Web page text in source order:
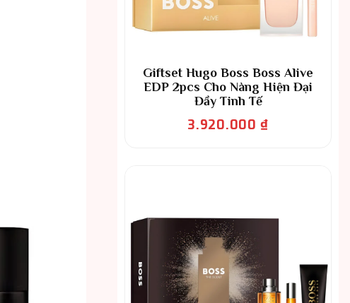
Giftset Hugo Boss Boss Alive
EDP 2pcs Cho Nàng Hiện Đại
Đầy Tinh Tế
3.920.000₫